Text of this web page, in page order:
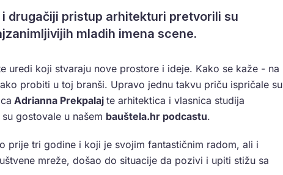
drugačiji pristup arhitekturi pretvorili su
mladih imena scene.
uredi koji stvaraju nove prostore i ideje. Kako se kaže - na
probiti u toj branši. Upravo jednu takvu priču ispričale su
Adrianna Prekpalaj te arhitektica i vlasnica studija
gostovale u našem bauštela.hr podcastu.
prije tri godine i koji je svojim fantastičnim radom, ali i
mreže, došao do situacije da pozivi i upiti stižu sa